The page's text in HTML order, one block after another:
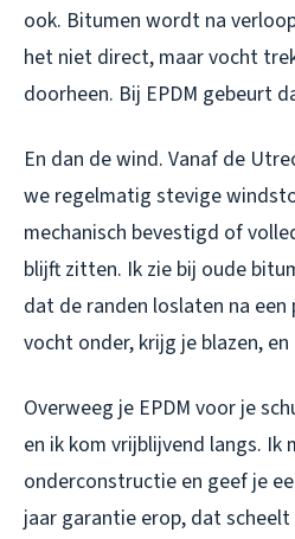
ook. Bitumen wordt na
het niet direct, maar vocht
doorheen. Bij EPDM gebeurt
En dan de wind. Vanaf de
we regelmatig stevige
mechanisch bevestigd of
blijft zitten. Ik zie bij oude
dat de randen loslaten na een
vocht onder, krijg je blazen,
Overweeg je EPDM voor je
en ik kom vrijblijvend langs. Ik
onderconstructie en geef je
jaar garantie erop, dat